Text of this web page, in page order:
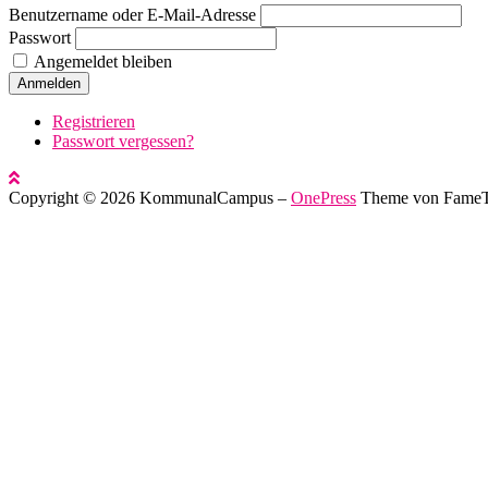
Benutzername oder E-Mail-Adresse
Passwort
Angemeldet bleiben
Anmelden
Registrieren
Passwort vergessen?
Copyright © 2026 KommunalCampus – OnePress Theme von